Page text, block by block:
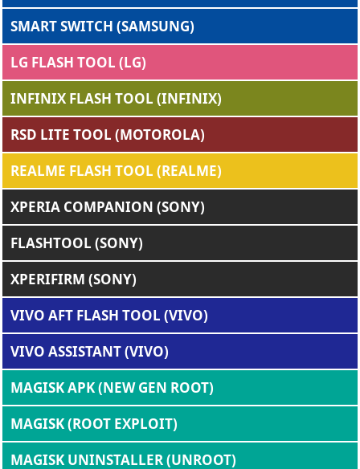
SMART SWITCH (SAMSUNG)
LG FLASH TOOL (LG)
INFINIX FLASH TOOL (INFINIX)
RSD LITE TOOL (MOTOROLA)
REALME FLASH TOOL (REALME)
XPERIA COMPANION (SONY)
FLASHTOOL (SONY)
XPERIFIRM (SONY)
VIVO AFT FLASH TOOL (VIVO)
VIVO ASSISTANT (VIVO)
MAGISK APK (NEW GEN ROOT)
MAGISK (ROOT EXPLOIT)
MAGISK UNINSTALLER (UNROOT)